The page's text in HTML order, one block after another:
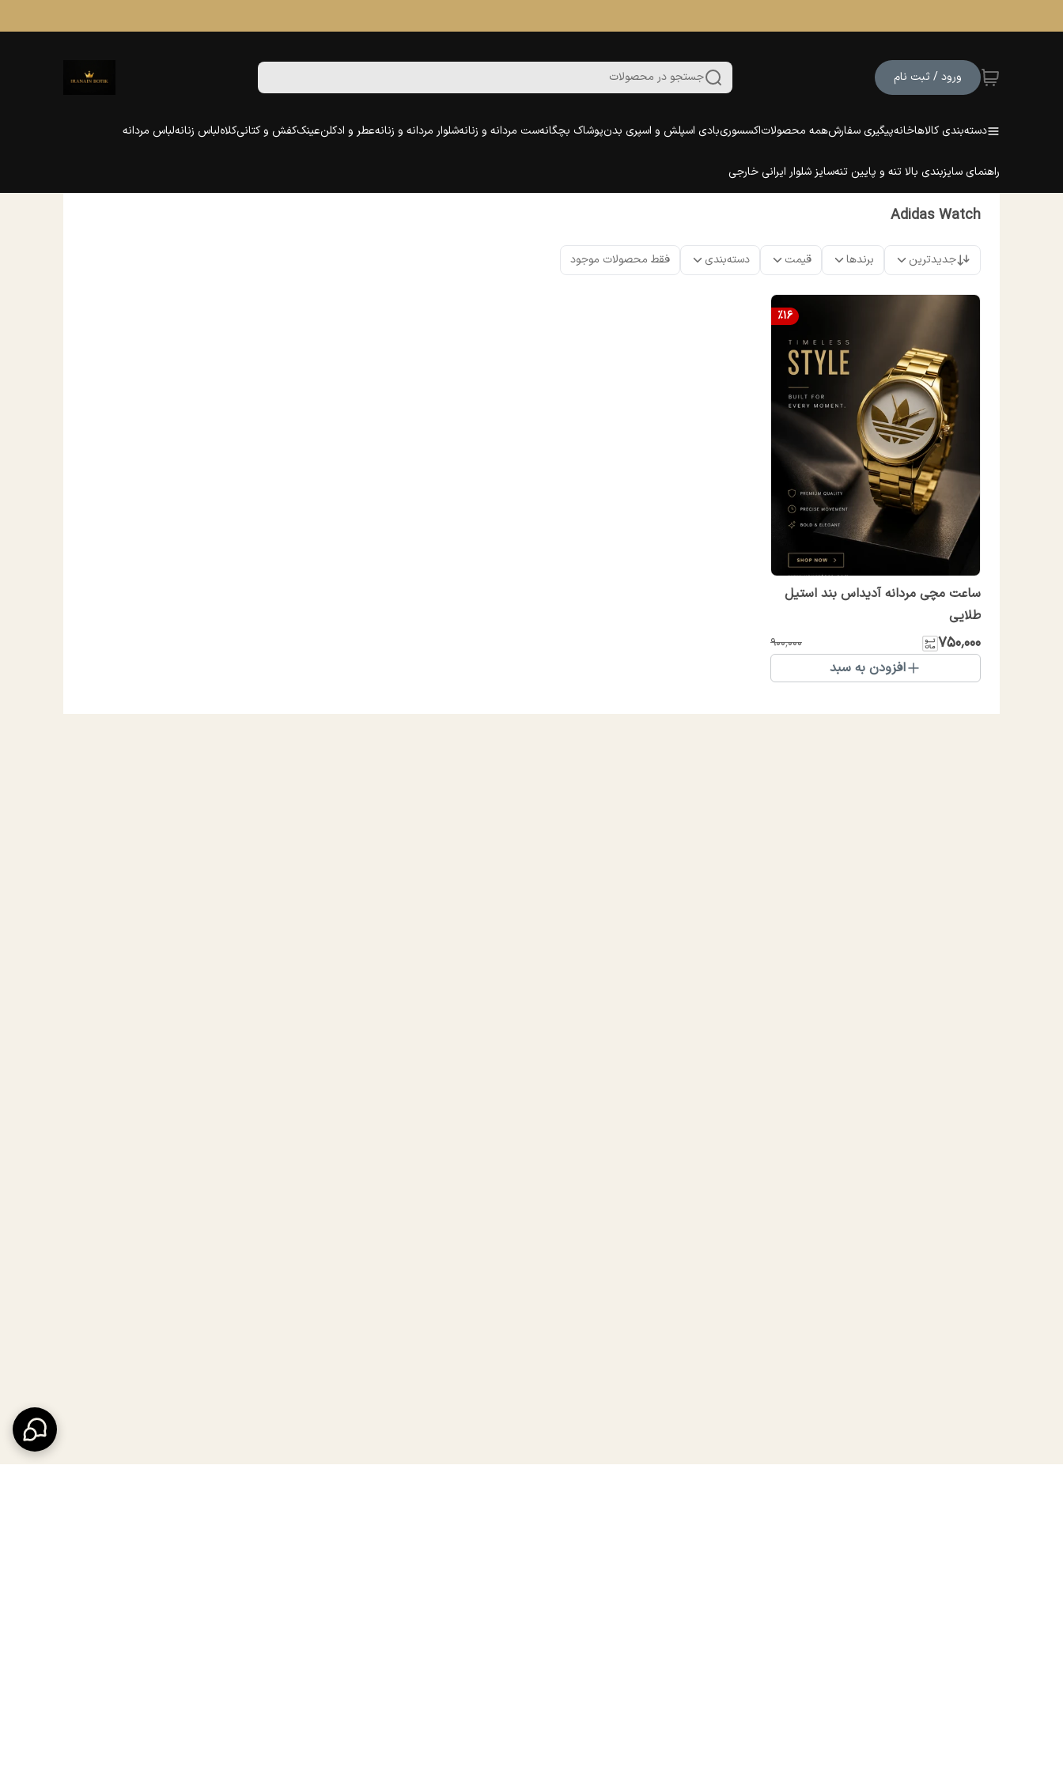
ورود / ثبت نام جستجو در محصولات
دسته‌بندی کالاهاخانهپیگیری سفارشهمه محصولاتاکسسوریبادی اسپلش و اسپری بدنپوشاک بچگانهست مردانه و زنانهشلوار مردانه و زنانهعطر و ادکلنعینککفش و کتانیکلاهلباس زنانهلباس مردانه
راهنمای سایزبندی بالا تنه و پایین تنهسایز شلوار ایرانی خارجی
Adidas Watch
جدیدترین برندها قیمت دسته‌بندی فقط محصولات موجود
%16
ساعت مچی مردانه آدیداس بند استیل
طلایی
۷۵۰٬۰۰۰ ۹۰۰٬۰۰۰
افزودن به سبد